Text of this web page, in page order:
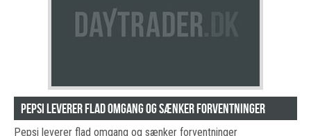
Pepsi leverer flad omgang og sænker forventninger
Pepsi leverer flad omgang og sænker forventninger